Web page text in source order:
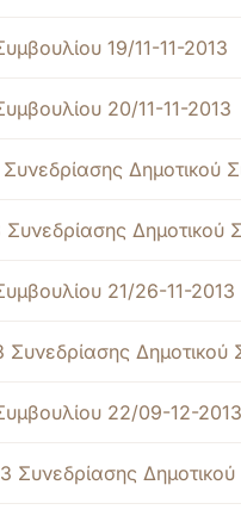
19/11-11-2013
20/11-11-2013
Δημοτικού
Δημοτικού
21/26-11-2013
Δημοτικού
22/09-12-2013
Δημοτικού